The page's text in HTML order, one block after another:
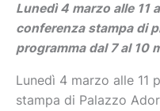
Lunedì 4 marzo alle 11
conferenza stampa di
programma dal 7 al 10
Lunedì 4 marzo alle 11
stampa di Palazzo